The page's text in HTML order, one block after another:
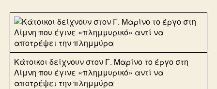
Κάτοικοι δείχνουν στον Γ. Μαρίνο το έργο στη
Λίμνη που έγινε «πλημμυρικό» αντί να
αποτρέψει την πλημμύρα